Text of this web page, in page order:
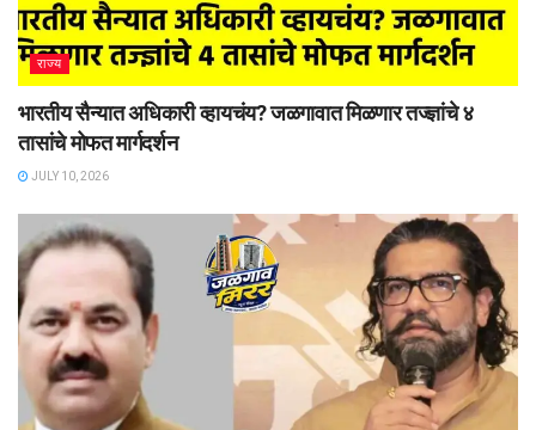
राज्य
भारतीय सैन्यात अधिकारी व्हायचंय? जळगावात मिळणार तज्ज्ञांचे ४
तासांचे मोफत मार्गदर्शन
JULY 10, 2026